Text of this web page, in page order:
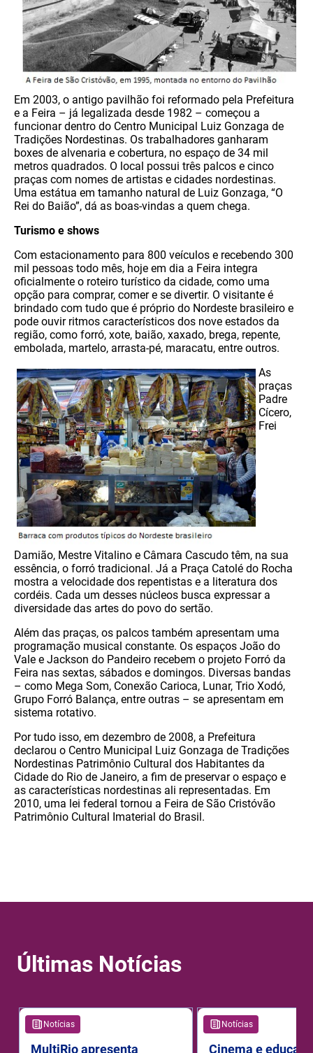
Em 2003, o antigo pavilhão foi reformado pela Prefeitura
e a Feira – já legalizada desde 1982 – começou a
funcionar dentro do Centro Municipal Luiz Gonzaga de
Tradições Nordestinas. Os trabalhadores ganharam
boxes de alvenaria e cobertura, no espaço de 34 mil
metros quadrados. O local possui três palcos e cinco
praças com nomes de artistas e cidades nordestinas.
Uma estátua em tamanho natural de Luiz Gonzaga, “O
Rei do Baião”, dá as boas-vindas a quem chega.
Turismo e shows
Com estacionamento para 800 veículos e recebendo 300
mil pessoas todo mês, hoje em dia a Feira integra
oficialmente o roteiro turístico da cidade, como uma
opção para comprar, comer e se divertir. O visitante é
brindado com tudo que é próprio do Nordeste brasileiro e
pode ouvir ritmos característicos dos nove estados da
região, como forró, xote, baião, xaxado, brega, repente,
embolada, martelo, arrasta-pé, maracatu, entre outros.
As
praças
Padre
Cícero,
Frei
Damião, Mestre Vitalino e Câmara Cascudo têm, na sua
essência, o forró tradicional. Já a Praça Catolé do Rocha
mostra a velocidade dos repentistas e a literatura dos
cordéis. Cada um desses núcleos busca expressar a
diversidade das artes do povo do sertão.
Além das praças, os palcos também apresentam uma
programação musical constante. Os espaços João do
Vale e Jackson do Pandeiro recebem o projeto Forró da
Feira nas sextas, sábados e domingos. Diversas bandas
– como Mega Som, Conexão Carioca, Lunar, Trio Xodó,
Grupo Forró Balança, entre outras – se apresentam em
sistema rotativo.
Por tudo isso, em dezembro de 2008, a Prefeitura
declarou o Centro Municipal Luiz Gonzaga de Tradições
Nordestinas Patrimônio Cultural dos Habitantes da
Cidade do Rio de Janeiro, a fim de preservar o espaço e
as características nordestinas ali representadas. Em
2010, uma lei federal tornou a Feira de São Cristóvão
Patrimônio Cultural Imaterial do Brasil.
Últimas Notícias
Notícias
MultiRio apresenta
Notícias
Cinema e